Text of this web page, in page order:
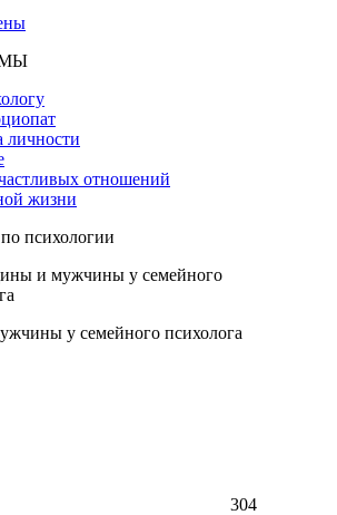
личности
отношений
жизни
психологии
у семейного психолога
304